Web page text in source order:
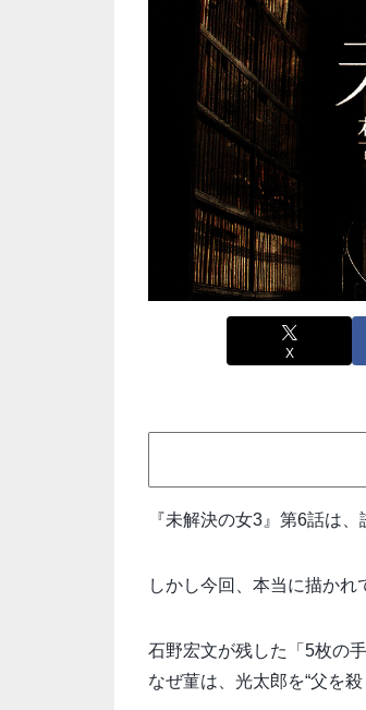
X
『未解決の女3』第6話は
しかし今回、本当に描かれ
石野宏文が残した「5枚の
なぜ菫は、光太郎を“父を